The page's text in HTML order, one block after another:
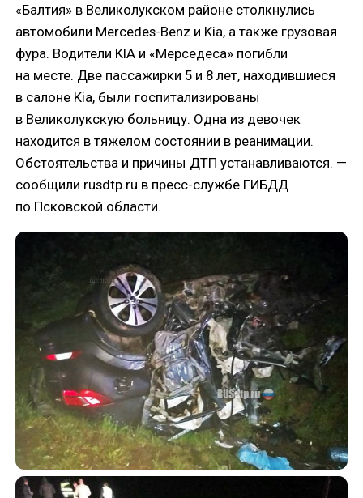
«Балтия» в Великолукском районе столкнулись
автомобили Mercedes-Benz и Kia, а также грузовая
фура. Водители KIA и «Мерседеса» погибли
на месте. Две пассажирки 5 и 8 лет, находившиеся
в салоне Kia, были госпитализированы
в Великолукскую больницу. Одна из девочек
находится в тяжелом состоянии в реанимации.
Обстоятельства и причины ДТП устанавливаются. —
сообщили rusdtp.ru в пресс-службе ГИБДД
по Псковской области.